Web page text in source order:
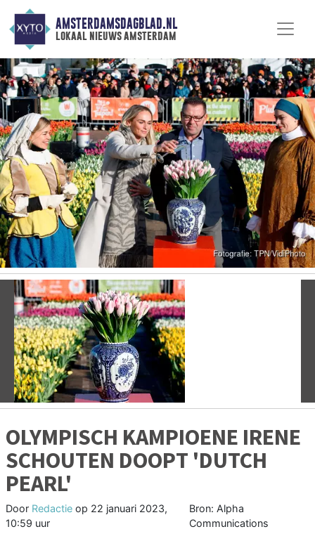
AMSTERDAMSDAGBLAD.NL
lokaal nieuws amsterdam
Vorige
OLYMPISCH KAMPIOENE IRENE
SCHOUTEN DOOPT 'DUTCH
PEARL'
Door Redactie op 22 januari 2023,
10:59 uur
Bron: Alpha
Communications